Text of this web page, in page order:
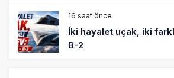
16 saat önce
İki hayalet uçak, iki
B-2